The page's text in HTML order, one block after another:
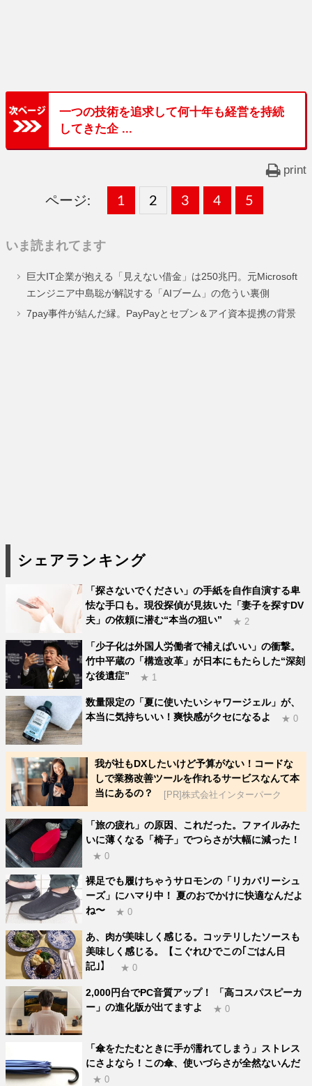
一つの技術を追求して何十年も経営を持続
してきた企 ...
print
ページ:
固
ー
ジ
1 ,
固
ー
ジ
2 ,
固
ー
ジ
3 ,
固
ー
ジ
4 ,
固
ー
ジ
5
いま読まれてます
巨大IT企業が抱える「見えない借金」は250兆円。元Microsoft
エンジニア中島聡が解説する「AIブーム」の危うい裏側
7pay事件が結んだ縁。PayPayとセブン＆アイ資本提携の背景
シェアランキング
「探さないでください」の手紙を自作自演する卑
怯な手口も。現役探偵が見抜いた「妻子を探すDV
夫」の依頼に潜む“本当の狙い”
★ 2
「少子化は外国人労働者で補えばいい」の衝撃。
竹中平蔵の「構造改革」が日本にもたらした“深刻
な後遺症”
★ 1
数量限定の「夏に使いたいシャワージェル」が、
本当に気持ちいい！爽快感がクセになるよ
★ 0
我が社もDXしたいけど予算がない！コードな
しで業務改善ツールを作れるサービスなんて本
当にあるの？
[PR]株式会社インターパーク
「旅の疲れ」の原因、これだった。ファイルみた
いに薄くなる「椅子」でつらさが大幅に減った！
★ 0
裸足でも履けちゃうサロモンの「リカバリーシュ
ーズ」にハマり中！ 夏のおでかけに快適なんだよ
ね〜
★ 0
あ、肉が美味しく感じる。コッテリしたソースも
美味しく感じる。【こぐれひでこの｢ごはん日
記｣】
★ 0
2,000円台でPC音質アップ！ 「高コスパスピーカ
ー」の進化版が出てますよ
★ 0
「傘をたたむときに手が濡れてしまう」ストレス
にさよなら！この傘、使いづらさが全然ないんだ
★ 0